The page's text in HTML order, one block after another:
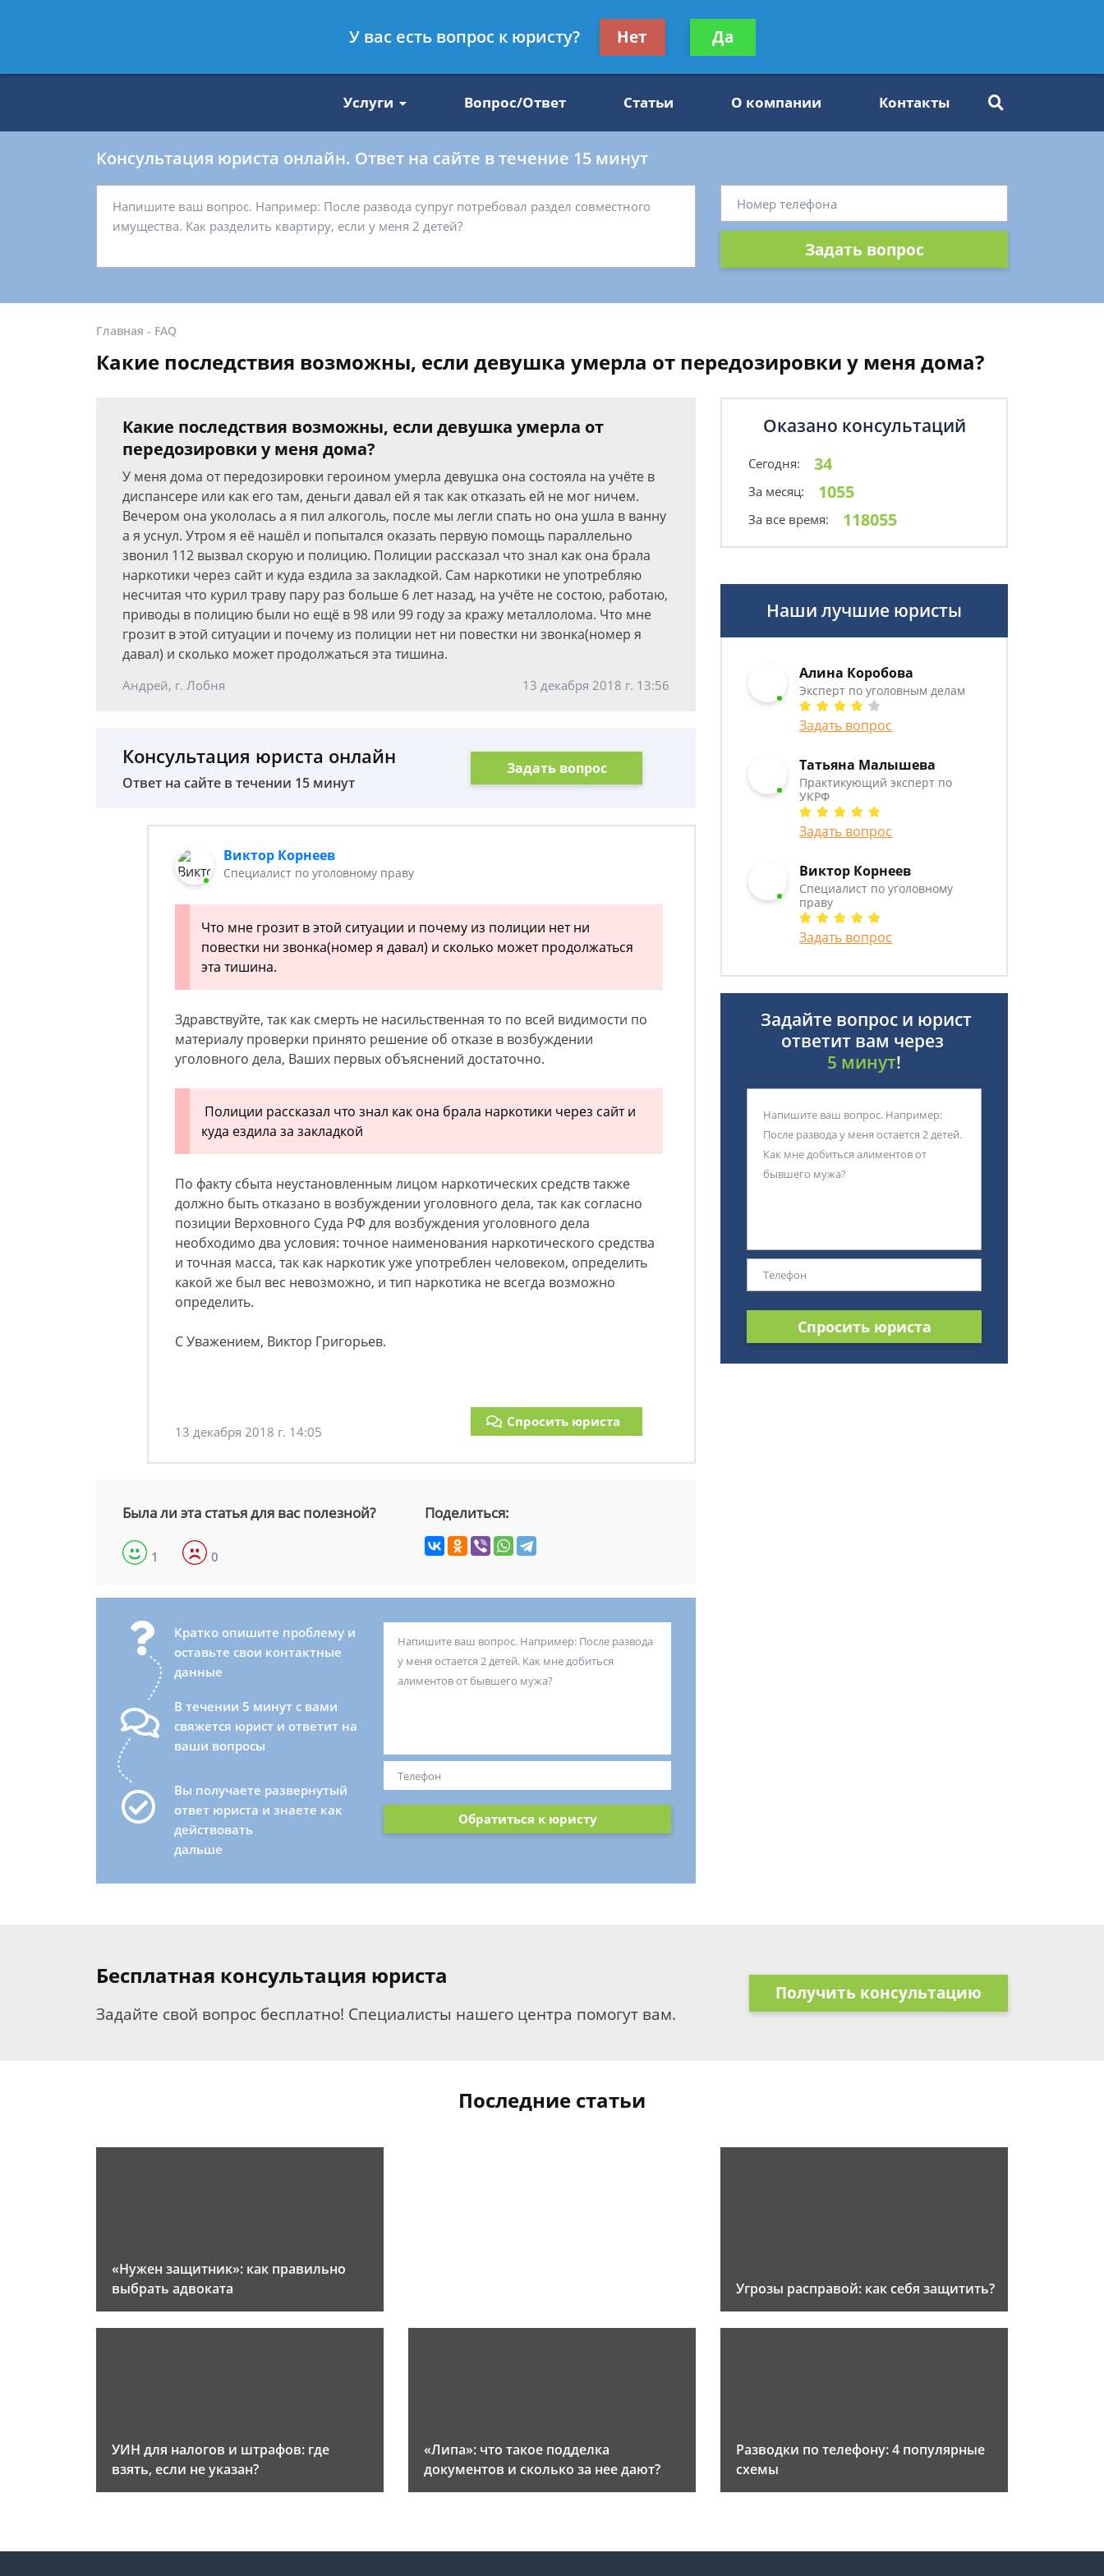
8 812 509-27-47
Получите консультацию
бесплатно
Услуги Вопрос/Ответ Статьи О компании Контакты
Консультация юриста онлайн. Ответ на сайте в течение 15 минут
Задать вопрос
Главная - FAQ
Какие последствия возможны, если девушка умерла от передозировки у меня дома?
Какие последствия возможны, если девушка умерла от
передозировки у меня дома?
У меня дома от передозировки героином умерла девушка она состояла на учёте в
диспансере или как его там, деньги давал ей я так как отказать ей не мог ничем.
Вечером она укололась а я пил алкоголь, после мы легли спать но она ушла в ванну
а я уснул. Утром я её нашёл и попытался оказать первую помощь параллельно
звонил 112 вызвал скорую и полицию. Полиции рассказал что знал как она брала
наркотики через сайт и куда ездила за закладкой. Сам наркотики не употребляю
несчитая что курил траву пару раз больше 6 лет назад, на учёте не состою, работаю,
приводы в полицию были но ещё в 98 или 99 году за кражу металлолома. Что мне
грозит в этой ситуации и почему из полиции нет ни повестки ни звонка(номер я
давал) и сколько может продолжаться эта тишина.
Андрей, г. Лобня 13 декабря 2018 г. 13:56
Консультация юриста онлайн
Ответ на сайте в течении 15 минут
Задать вопрос
Виктор Корнеев
Cпециалист по уголовному праву
Что мне грозит в этой ситуации и почему из полиции нет ни
повестки ни звонка(номер я давал) и сколько может продолжаться
эта тишина.
Здравствуйте, так как смерть не насильственная то по всей видимости по
материалу проверки принято решение об отказе в возбуждении
уголовного дела, Ваших первых объяснений достаточно.
Полиции рассказал что знал как она брала наркотики через сайт и
куда ездила за закладкой
По факту сбыта неустановленным лицом наркотических средств также
должно быть отказано в возбуждении уголовного дела, так как согласно
позиции Верховного Суда РФ для возбуждения уголовного дела
необходимо два условия: точное наименования наркотического средства
и точная масса, так как наркотик уже употреблен человеком, определить
какой же был вес невозможно, и тип наркотика не всегда возможно
определить.
С Уважением, Виктор Григорьев.
13 декабря 2018 г. 14:05
Спросить юриста
Была ли эта статья для вас полезной?
1 0
Поделиться:
Кратко опишите проблему и
оставьте свои контактные
данные
В течении 5 минут с вами
свяжется юрист и ответит на
ваши вопросы
Вы получаете развернутый
ответ юриста и знаете как
действовать
дальше
Обратиться к юристу
Оказано консультаций
Сегодня: 34
За месяц: 1055
За все время: 118055
Наши лучшие юристы
Алина Коробова
Эксперт по уголовным делам
Задать вопрос
Татьяна Малышева
Практикующий эксперт по
УКРФ
Задать вопрос
Виктор Корнеев
Cпециалист по уголовному
праву
Задать вопрос
Задайте вопрос и юрист
ответит вам через
5 минут!
Спросить юриста
Бесплатная консультация юриста
Задайте свой вопрос бесплатно! Специалисты нашего центра помогут вам.
Получить консультацию
Последние статьи
«Нужен защитник»: как правильно
выбрать адвоката
Угрозы расправой: как себя защитить?
УИН для налогов и штрафов: где
взять, если не указан?
«Липа»: что такое подделка
документов и сколько за нее дают?
Разводки по телефону: 4 популярные
схемы
У вас есть вопрос к юристу? Нет Да